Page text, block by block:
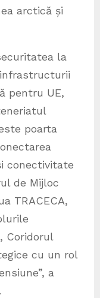
arctică și
la
pentru UE,
poarta
conectivitate
de Mijloc
TRACECA,
Coridorul
cu un rol
a